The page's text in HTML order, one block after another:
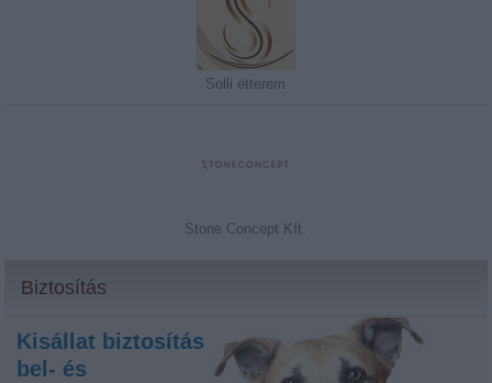
Solli étterem
Stone Concept Kft.
Biztosítás
Kisállat biztosítás
bel- és